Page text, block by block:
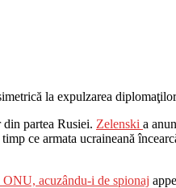
la expulzarea
partea Rusiei. Zelenski a
ce armata ucraineană
acuzându-i de spionaj